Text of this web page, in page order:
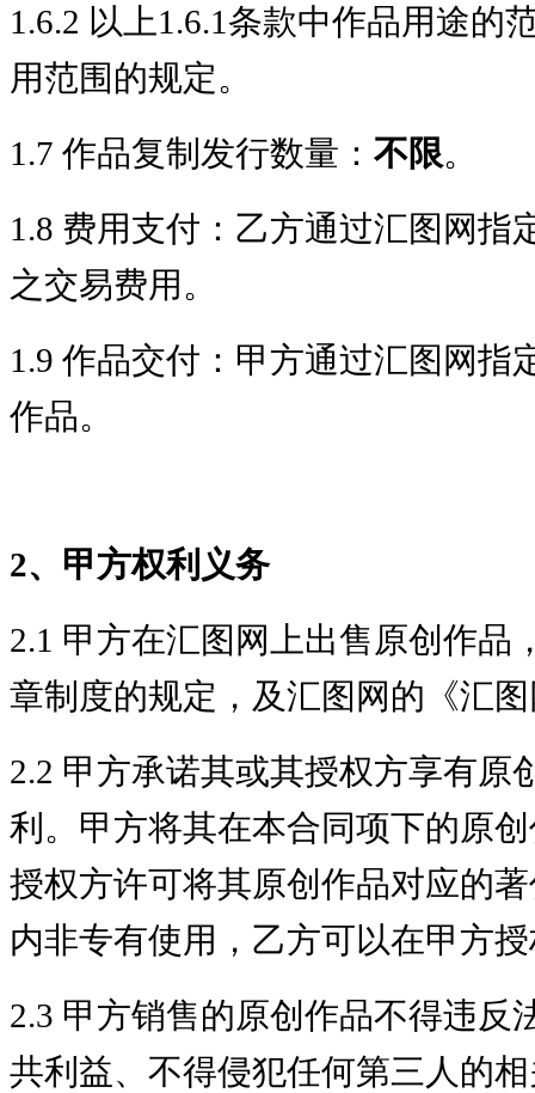
1.6.2 以上1.6.1条款中作品用途的
用范围的规定。
1.7 作品复制发行数量： 不限。
1.8 费用支付：乙方通过汇图网
之交易费用。
1.9 作品交付：甲方通过汇图网
作品。
2、甲方权利义务
2.1 甲方在汇图网上出售原创作品
章制度的规定，及汇图网的《汇
2.2 甲方承诺其或其授权方享有原
利。甲方将其在本合同项下的原
授权方许可将其原创作品对应的
内非专有使用，乙方可以在甲方
2.3 甲方销售的原创作品不得违反
共利益、不得侵犯任何第三人的